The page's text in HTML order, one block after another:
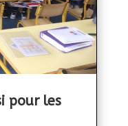
pour les